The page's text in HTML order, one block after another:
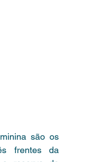
são os
frentes da